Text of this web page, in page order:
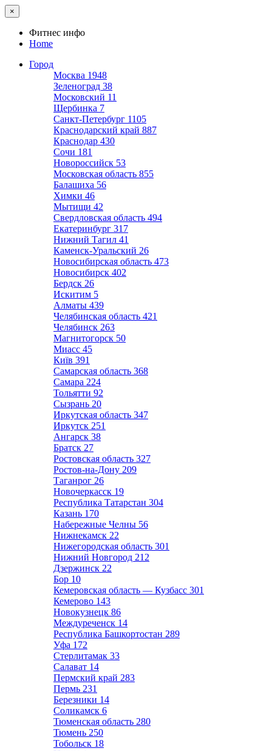
×
Фитнес инфо
Home
Город
Москва 1948
Зеленоград 38
Московский 11
Щербинка 7
Санкт-Петербург 1105
Краснодарский край 887
Краснодар 430
Сочи 181
Новороссийск 53
Московская область 855
Балашиха 56
Химки 46
Мытищи 42
Свердловская область 494
Екатеринбург 317
Нижний Тагил 41
Каменск-Уральский 26
Новосибирская область 473
Новосибирск 402
Бердск 26
Искитим 5
Алматы 439
Челябинская область 421
Челябинск 263
Магнитогорск 50
Миасс 45
Київ 391
Самарская область 368
Самара 224
Тольятти 92
Сызрань 20
Иркутская область 347
Иркутск 251
Ангарск 38
Братск 27
Ростовская область 327
Ростов-на-Дону 209
Таганрог 26
Новочеркасск 19
Республика Татарстан 304
Казань 170
Набережные Челны 56
Нижнекамск 22
Нижегородская область 301
Нижний Новгород 212
Дзержинск 22
Бор 10
Кемеровская область — Кузбасс 301
Кемерово 143
Новокузнецк 86
Междуреченск 14
Республика Башкортостан 289
Уфа 172
Стерлитамак 33
Салават 14
Пермский край 283
Пермь 231
Березники 14
Соликамск 6
Тюменская область 280
Тюмень 250
Тобольск 18